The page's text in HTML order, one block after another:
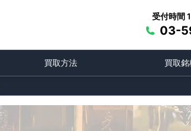
受付時間
03-
買取方法 買取